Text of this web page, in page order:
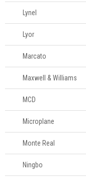
Lynel
Lyor
Marcato
Maxwell & Williams
MCD
Microplane
Monte Real
Ningbo